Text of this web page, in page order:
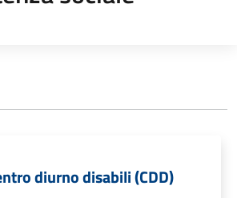
diurno disabili (CDD)